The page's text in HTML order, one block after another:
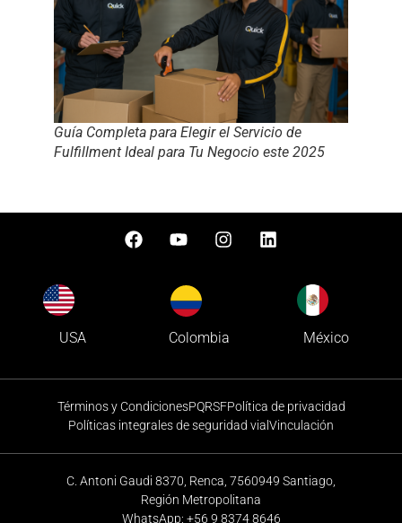
Guía Completa para Elegir el Servicio de
Fulfillment Ideal para Tu Negocio este 2025
USA Colombia México
Términos y CondicionesPQRSFPolítica de privacidad
Políticas integrales de seguridad vial Vinculación
C. Antoni Gaudi 8370, Renca, 7560949 Santiago,
Región Metropolitana
WhatsApp: +56 9 8374 8646